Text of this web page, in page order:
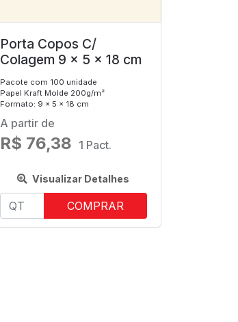
Porta Copos C/
Colagem 9 x 5 x 18 cm
Pacote com 100 unidade
Papel Kraft Molde 200g/m²
Formato: 9 x 5 x 18 cm
A partir de
R$ 76,38 1 Pact.
Visualizar Detalhes
COMPRAR